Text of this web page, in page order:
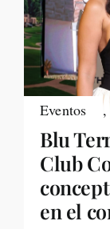
Eventos ,
Blu
Club
en el